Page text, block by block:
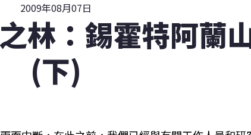
2009年08月07日
林：錫霍特阿蘭
(下)